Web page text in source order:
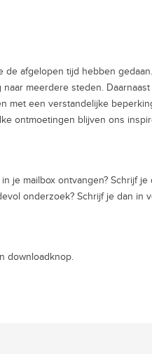
de afgelopen tijd hebben
meerdere steden.
met een verstandelijke
ontmoetingen blijven ons
je mailbox ontvangen? Schrijf je
onderzoek? Schrijf je dan in
downloadknop.